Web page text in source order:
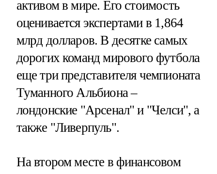
активом в мире. Его стоимость
оценивается экспертами в 1,864
млрд долларов. В десятке самых
дорогих команд мирового футбола
еще три представителя чемпионата
Туманного Альбиона –
лондонские "Арсенал" и "Челси", а
также "Ливерпуль".
На втором месте в финансовом